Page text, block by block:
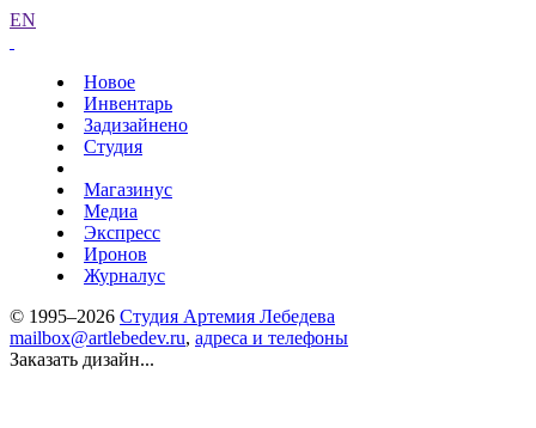
EN
Новое
Инвентарь
Задизайнено
Студия
Магазинус
Медиа
Экспресс
Иронов
Журналус
© 1995–2026 Студия Артемия Лебедева
mailbox@artlebedev.ru, адреса и телефоны
Заказать дизайн...